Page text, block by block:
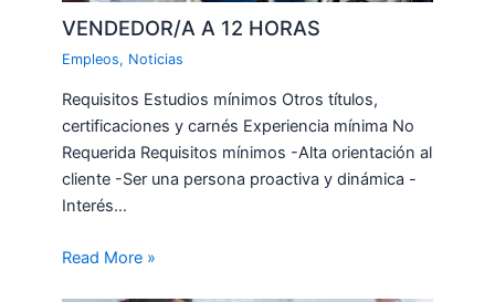
VENDEDOR/A A 12 HORAS
Empleos, Noticias
Requisitos Estudios mínimos Otros títulos,
certificaciones y carnés Experiencia mínima No
Requerida Requisitos mínimos -Alta orientación al
cliente -Ser una persona proactiva y dinámica -
Interés…
Read More »